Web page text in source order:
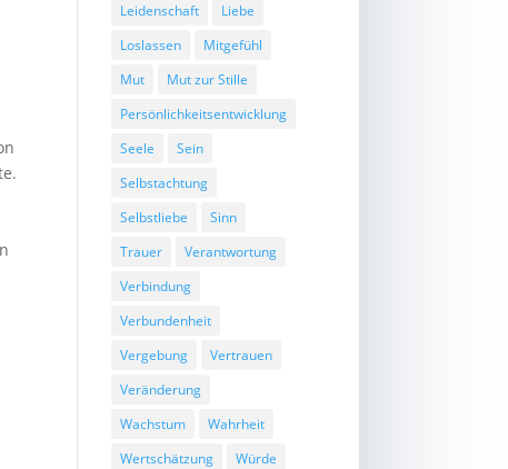
Leidenschaft
Liebe
Loslassen
Mitgefühl
Mut
Mut zur Stille
Persönlichkeitsentwicklung
Seele
Sein
Selbstachtung
Selbstliebe
Sinn
Trauer
Verantwortung
Verbindung
Verbundenheit
Vergebung
Vertrauen
Veränderung
Wachstum
Wahrheit
Wertschätzung
Würde